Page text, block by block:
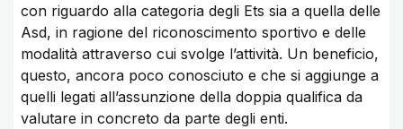
con riguardo alla categoria degli Ets sia a quella delle
Asd, in ragione del riconoscimento sportivo e delle
modalità attraverso cui svolge l’attività. Un beneficio,
questo, ancora poco conosciuto e che si aggiunge a
quelli legati all’assunzione della doppia qualifica da
valutare in concreto da parte degli enti.